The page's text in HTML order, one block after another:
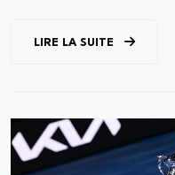
LIRE LA SUITE